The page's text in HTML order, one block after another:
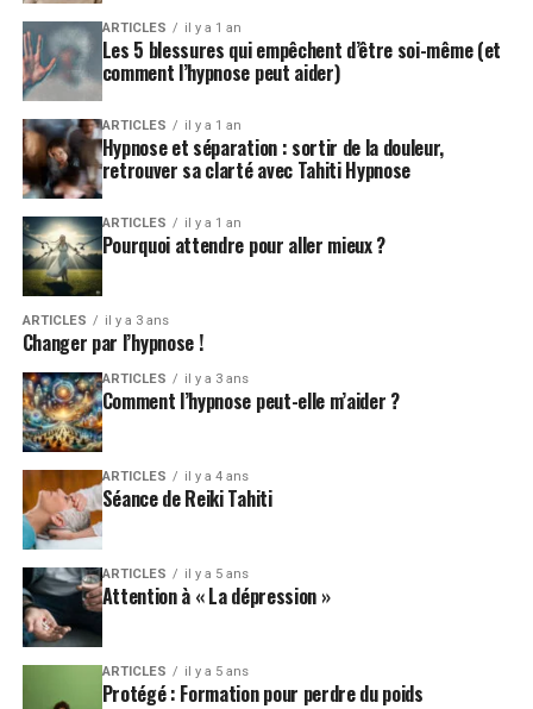
ARTICLES il y a 1 an
Les 5 blessures qui empêchent d’être soi-même (et
comment l’hypnose peut aider)
ARTICLES il y a 1 an
Hypnose et séparation : sortir de la douleur,
retrouver sa clarté avec Tahiti Hypnose
ARTICLES il y a 1 an
Pourquoi attendre pour aller mieux ?
ARTICLES il y a 3 ans
Changer par l’hypnose !
ARTICLES il y a 3 ans
Comment l’hypnose peut-elle m’aider ?
ARTICLES il y a 4 ans
Séance de Reiki Tahiti
ARTICLES il y a 5 ans
Attention à « La dépression »
ARTICLES il y a 5 ans
Protégé : Formation pour perdre du poids